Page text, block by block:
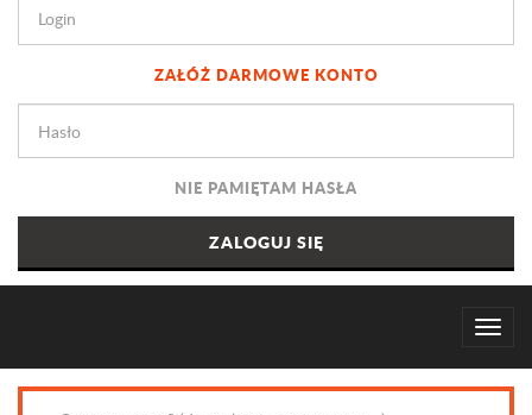
ZAŁÓŻ DARMOWE KONTO
NIE PAMIĘTAM HASŁA